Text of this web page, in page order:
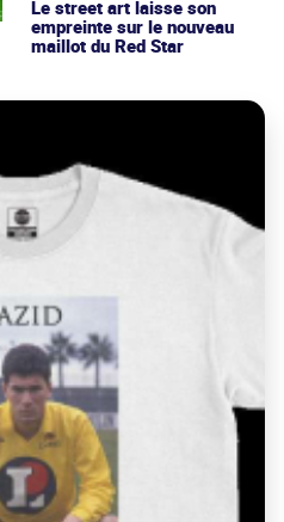
Le street art laisse son
empreinte sur le nouveau
maillot du Red Star